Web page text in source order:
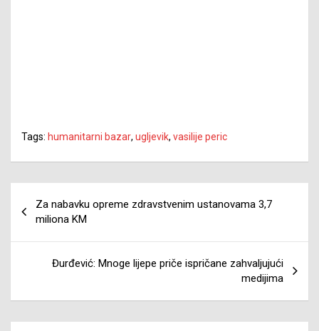
Tags: humanitarni bazar, ugljevik, vasilije peric
članaka
Za nabavku opreme zdravstvenim ustanovama 3,7
miliona KM
Đurđević: Mnoge lijepe priče ispričane zahvaljujući
medijima